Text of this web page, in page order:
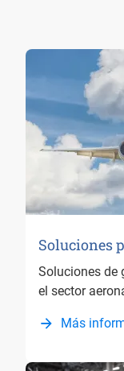
Soluciones
Soluciones de
el sector
Más